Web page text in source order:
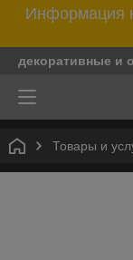
Информация
декоративные и
Товары и